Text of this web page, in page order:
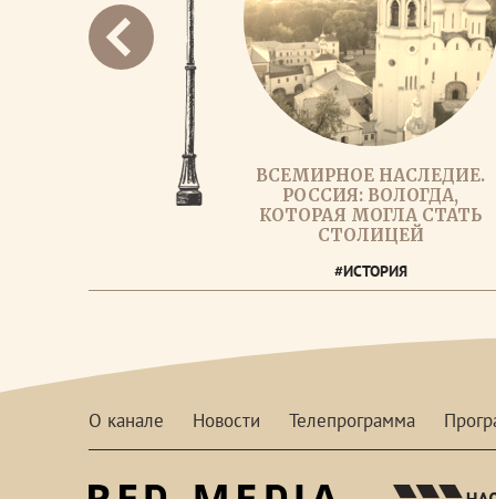
ВСЕМИРНОЕ НАСЛЕДИЕ.
РОССИЯ: ВОЛОГДА,
КОТОРАЯ МОГЛА СТАТЬ
СТОЛИЦЕЙ
#ИСТОРИЯ
О канале Новости Телепрограмма